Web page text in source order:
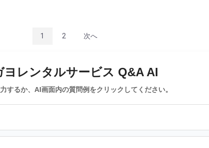
1 2 次へ
ヨレンタルサービス Q&A AI
するか、AI画面内の質問例をクリックしてください。